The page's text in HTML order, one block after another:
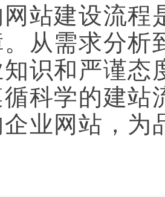
站建设流程
从需求分析
识和严谨态
科学的建站
业网站，为